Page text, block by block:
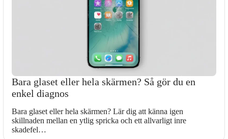
Bara glaset eller hela skärmen? Så gör du en
enkel diagnos
Bara glaset eller hela skärmen? Lär dig att känna igen
skillnaden mellan en ytlig spricka och ett allvarligt inre
skadefel…